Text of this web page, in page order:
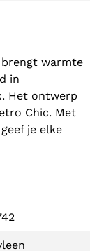
warmte
in
Het ontwerp
Chic. Met
je elke